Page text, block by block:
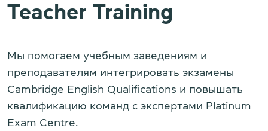
Английский для компаний
Экзаменационный центр
Больше о нас
Teacher Training
Мы помогаем учебным заведениям и
преподавателям интегрировать экзамены
Cambridge English Qualifications и повышать
квалификацию команд с экспертами Platinum
Exam Centre.